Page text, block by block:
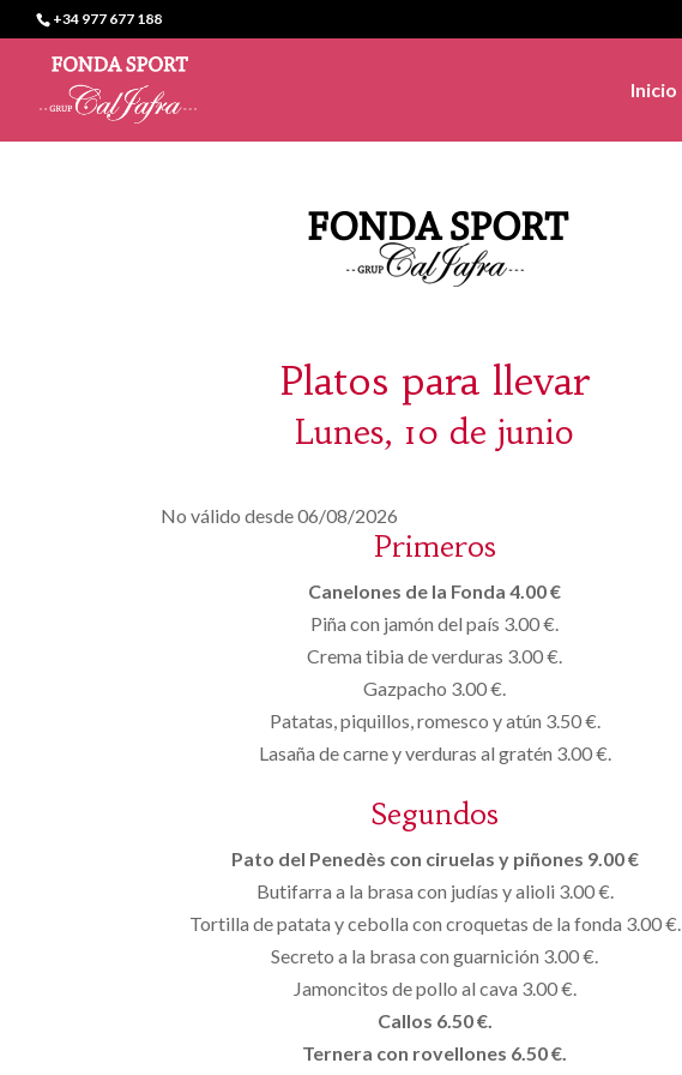
+34 977 677 188
Inicio
Platos para llevar
Lunes, 10 de junio
No válido desde 06/08/2026
Primeros
Canelones de la Fonda 4.00 €
Piña con jamón del país 3.00 €.
Crema tibia de verduras 3.00 €.
Gazpacho 3.00 €.
Patatas, piquillos, romesco y atún 3.50 €.
Lasaña de carne y verduras al gratén 3.00 €.
Segundos
Pato del Penedès con ciruelas y piñones 9.00 €
Butifarra a la brasa con judías y alioli 3.00 €.
Tortilla de patata y cebolla con croquetas de la fonda 3.00 €.
Secreto a la brasa con guarnición 3.00 €.
Jamoncitos de pollo al cava 3.00 €.
Callos 6.50 €.
Ternera con rovellones 6.50 €.